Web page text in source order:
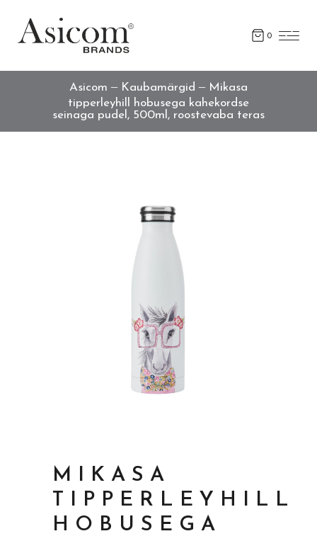
0
Asicom Kaubamärgid
Mikasa
tipperleyhill hobusega kahekordse
seinaga pudel, 500ml, roostevaba teras
MIKASA
TIPPERLEYHILL
HOBUSEGA